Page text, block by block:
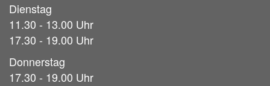
Dienstag
11.30 - 13.00 Uhr
17.30 - 19.00 Uhr
Donnerstag
17.30 - 19.00 Uhr